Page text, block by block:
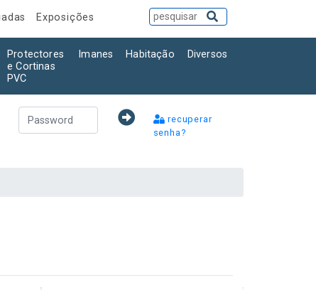
Exposições
Protectores
e Cortinas
PVC
Imanes Habitação Diversos
recuperar
senha?